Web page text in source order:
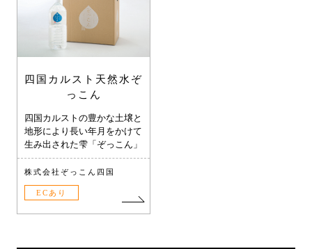
四国カルスト天然水ぞ
っこん
四国カルストの豊かな土壌と
地形により長い年月をかけて
生み出された雫「ぞっこん」
株式会社ぞっこん四国
ECあり